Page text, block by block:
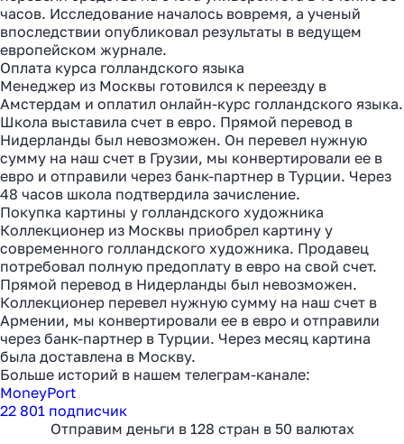
часов. Исследование началось вовремя, а ученый
впоследствии опубликовал результаты в ведущем
европейском журнале.
Оплата курса голландского языка
Менеджер из Москвы готовился к переезду в
Амстердам и оплатил онлайн-курс голландского языка.
Школа выставила счет в евро. Прямой перевод в
Нидерланды был невозможен. Он перевел нужную
сумму на наш счет в Грузии, мы конвертировали ее в
евро и отправили через банк-партнер в Турции. Через
48 часов школа подтвердила зачисление.
Покупка картины у голландского художника
Коллекционер из Москвы приобрел картину у
современного голландского художника. Продавец
потребовал полную предоплату в евро на свой счет.
Прямой перевод в Нидерланды был невозможен.
Коллекционер перевел нужную сумму на наш счет в
Армении, мы конвертировали ее в евро и отправили
через банк-партнер в Турции. Через месяц картина
была доставлена в Москву.
Больше историй в нашем телеграм-канале:
MoneyPort
22 801 подписчик
Отправим деньги в 128 стран в 50 валютах
Как перевести деньги
за 2 часа вместо 120
Рассказали, почему банки
уступили место платёжным
агентам в 2025 году